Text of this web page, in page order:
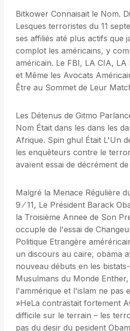
Bitkower Connaisait le Nom.
Lesques terroristes du 11
ses affiliés até plus actifs que
complot les américains, y
américain. Le FBI, LA CIA, LA
et Même les Avocats
Être au Sommet de Leur
Les Détenus de Gitmo
Nom Était dans les dans les
Afrique. Spin ghul Était L'Un
les enquêteurs contre le
avaïent essai de décrément
Malgré la Menace Régulière
9 ⁄ 11, Le Président Barack
la Troisième Annee de Son
occuple de l'essai de
Politique Etrangère
un discours au caire, obama
nouveau débuts en les
Musulmans du Monde
l'ammérique et l'islam ne pas
»HeLa contrastait fortement
difficile sur le terrain – les
pas du desir du pesident